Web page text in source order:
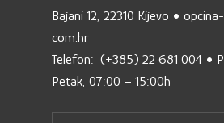
Bajani 12, 22310 Kijevo •
com.hr
Telefon: (+385) 22 681 004 •
Petak, 07:00 – 15:00h